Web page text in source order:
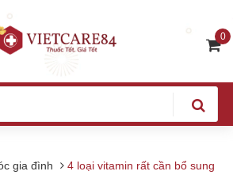
0
gia đình
4 loại vitamin rất cần bổ sung